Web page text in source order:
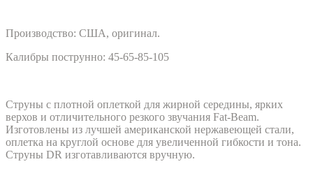
Производство: США, оригинал.
Калибры пострунно: 45-65-85-105
Струны с плотной оплеткой для жирной середины, ярких
верхов и отличительного резкого звучания Fat-Beam.
Изготовлены из лучшей американской нержавеющей стали,
оплетка на круглой основе для увеличенной гибкости и тона.
Струны DR изготавливаются вручную.